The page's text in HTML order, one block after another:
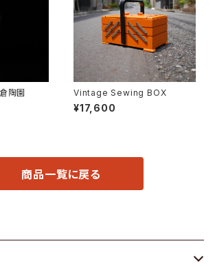
陶園 Vintage Sewing BOX
¥17,600
商品一覧に戻る